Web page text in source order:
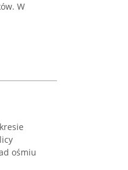
W
ośmiu